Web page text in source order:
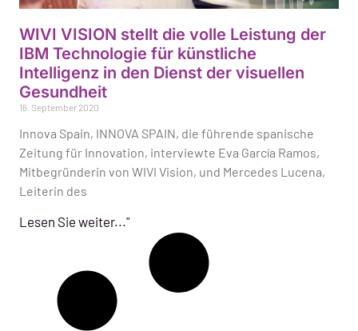
WIVI VISION stellt die volle Leistung der
IBM Technologie für künstliche
Intelligenz in den Dienst der visuellen
Gesundheit
16. September 2020
Innova Spain, INNOVA SPAIN, die führende spanische
Zeitung für Innovation, interviewte Eva García Ramos,
Mitbegründerin von WIVI Vision, und Mercedes Lucena,
Leiterin des
Lesen Sie weiter..."